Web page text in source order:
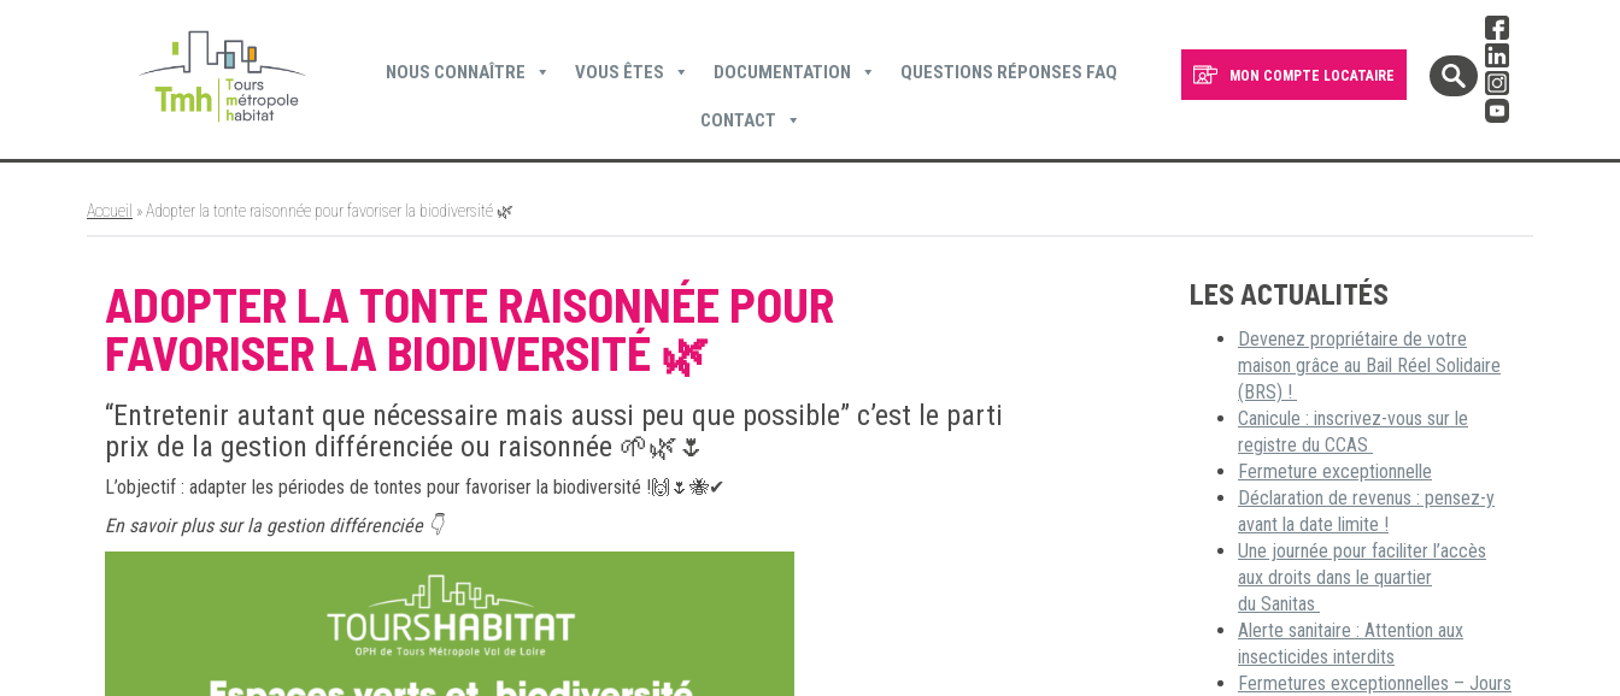
NOUS CONNAÎTRE VOUS ÊTES DOCUMENTATION QUESTIONS RÉPONSES FAQ
CONTACT
MON COMPTE LOCATAIRE
Accueil »Adopter la tonte raisonnée pour favoriser la biodiversité 🌿
LES ACTUALITÉS
Devenez propriétaire de votre
maison grâce au Bail Réel Solidaire
(BRS) !
Canicule : inscrivez-vous sur le
registre du CCAS
Fermeture exceptionnelle
Déclaration de revenus : pensez-y
avant la date limite !
Une journée pour faciliter l’accès
aux droits dans le quartier
du Sanitas
Alerte sanitaire : Attention aux
insecticides interdits
Fermetures exceptionnelles – Jours
ADOPTER LA TONTE RAISONNÉE POUR
FAVORISER LA BIODIVERSITÉ 🌿
“Entretenir autant que nécessaire mais aussi peu que possible” c’est le parti
prix de la gestion différenciée ou raisonnée 🌱🌿🌷
L’objectif : adapter les périodes de tontes pour favoriser la biodiversité !🙌🌷🐝✔
En savoir plus sur la gestion différenciée 👇